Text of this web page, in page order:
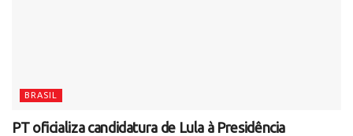
BRASIL
PT oficializa candidatura de Lula à Presidência